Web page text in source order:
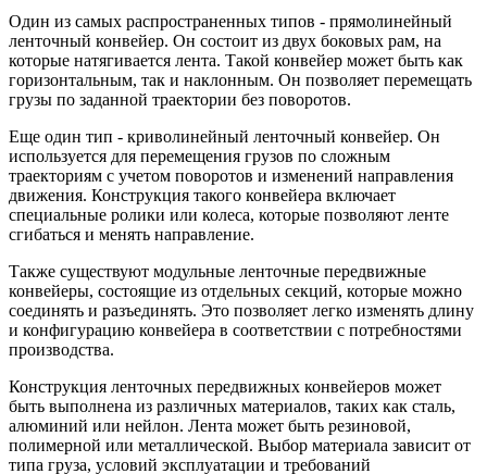
Один из самых распространенных типов - прямолинейный
ленточный конвейер. Он состоит из двух боковых рам, на
которые натягивается лента. Такой конвейер может быть как
горизонтальным, так и наклонным. Он позволяет перемещать
грузы по заданной траектории без поворотов.
Еще один тип - криволинейный ленточный конвейер. Он
используется для перемещения грузов по сложным
траекториям с учетом поворотов и изменений направления
движения. Конструкция такого конвейера включает
специальные ролики или колеса, которые позволяют ленте
сгибаться и менять направление.
Также существуют модульные ленточные передвижные
конвейеры, состоящие из отдельных секций, которые можно
соединять и разъединять. Это позволяет легко изменять длину
и конфигурацию конвейера в соответствии с потребностями
производства.
Конструкция ленточных передвижных конвейеров может
быть выполнена из различных материалов, таких как сталь,
алюминий или нейлон. Лента может быть резиновой,
полимерной или металлической. Выбор материала зависит от
типа груза, условий эксплуатации и требований